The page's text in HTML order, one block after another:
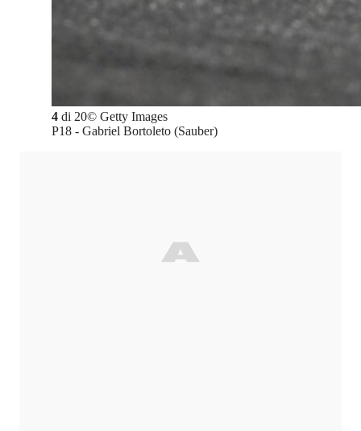
4 di 20© Getty Images
P18 - Gabriel Bortoleto (Sauber)